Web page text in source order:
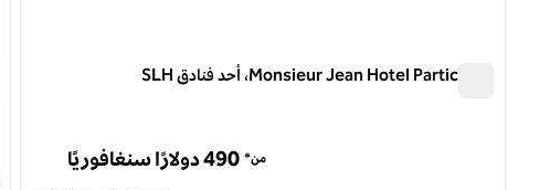
Monsieur Jean Hotel Particulier، أحد فنادق SLH
من* 490 دولارًا سنغافوريًا